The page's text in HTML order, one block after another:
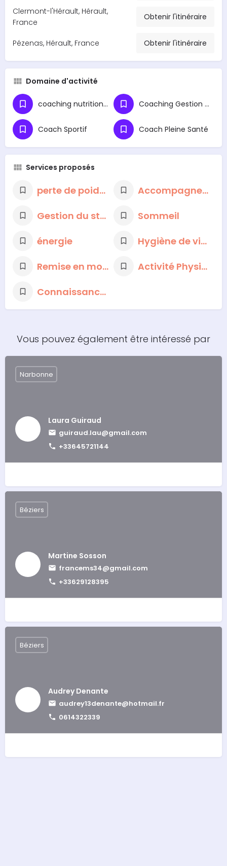
Clermont-l'Hérault, Hérault,
France
Obtenir l'itinéraire
Pézenas, Hérault, France Obtenir l'itinéraire
Domaine d'activité
coaching nutritionnel Coaching Gestion du Stress
Coach Sportif Coach Pleine Santé
Services proposés
perte de poids durable
Accompagnement nutritionnel
Gestion du stress et des émotions
Sommeil
énergie
Hygiène de vie saine
Remise en mouvement
Activité Physique Adaptée
Connaissance de soi et changements d'habitudes
Vous pouvez également être intéressé par
Laura Guiraud
guiraud.lau@gmail.com
+33645721144
Narbonne
Martine Sosson
francems34@gmail.com
+33629128395
Béziers
Audrey Denante
audrey13denante@hotmail.fr
0614322339
Béziers